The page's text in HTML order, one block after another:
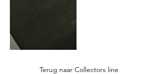
Terug naar Collectors line